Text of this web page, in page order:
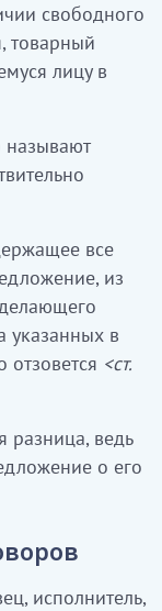
свободного
товарный
лицу в
называют
все
из
указанных в
<ст.
разница, ведь
о его
исполнитель,